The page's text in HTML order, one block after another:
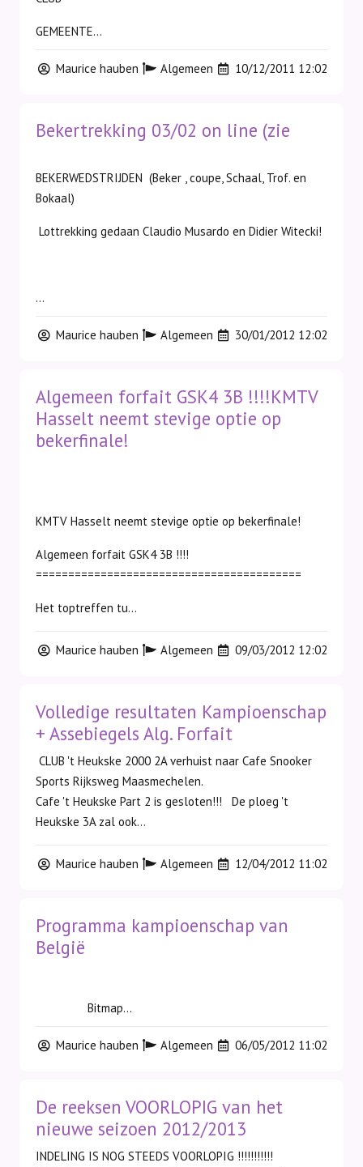
GEMEENTE...
Maurice hauben Algemeen 10/12/2011 12:02
Bekertrekking 03/02 on line (zie
BEKERWEDSTRIJDEN (Beker , coupe, Schaal, Trof. en
Bokaal)
Lottrekking gedaan Claudio Musardo en Didier Witecki!
...
Maurice hauben Algemeen 30/01/2012 12:02
Algemeen forfait GSK4 3B !!!!KMTV
Hasselt neemt stevige optie op
bekerfinale!
KMTV Hasselt neemt stevige optie op bekerfinale!
Algemeen forfait GSK4 3B !!!!
=========================================
Het toptreffen tu...
Maurice hauben Algemeen 09/03/2012 12:02
Volledige resultaten Kampioenschap
+ Assebiegels Alg. Forfait
CLUB 't Heukske 2000 2A verhuist naar Cafe Snooker
Sports Rijksweg Maasmechelen.
Cafe 't Heukske Part 2 is gesloten!!! De ploeg 't
Heukske 3A zal ook...
Maurice hauben Algemeen 12/04/2012 11:02
Programma kampioenschap van
België
Bitmap...
Maurice hauben Algemeen 06/05/2012 11:02
De reeksen VOORLOPIG van het
nieuwe seizoen 2012/2013
INDELING IS NOG STEEDS VOORLOPIG !!!!!!!!!!!